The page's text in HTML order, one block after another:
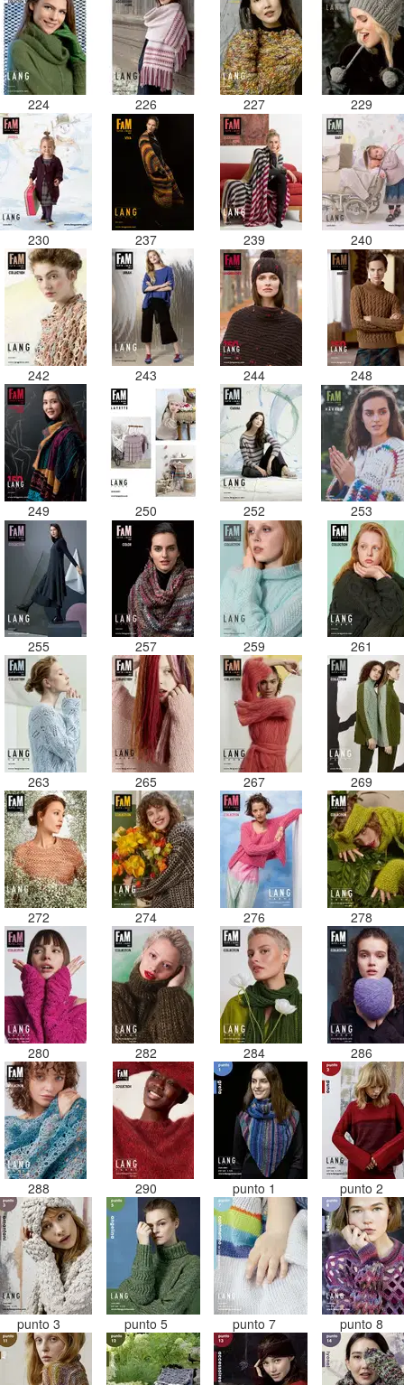
224 226 227 229
230 237 239 240
242 243 244 248
249 250 252 253
255 257 259 261
263 265 267 269
272 274 276 278
280 282 284 286
288 290 punto 1 punto 2
punto 3 punto 5 punto 7 punto 8